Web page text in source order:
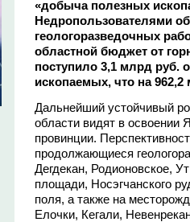
«добыча полезных
Недропользователями
геологоразведочных
областной бюджет от
поступило 3,1 млрд руб.
ископаемых, что на
Дальнейший устойчивый
области видят в освоении
провинции.
продолжающиеся
Дегдекан, Родионовское,
площади, Носэгчанского
поля, а также на
Елочки, Кегали,